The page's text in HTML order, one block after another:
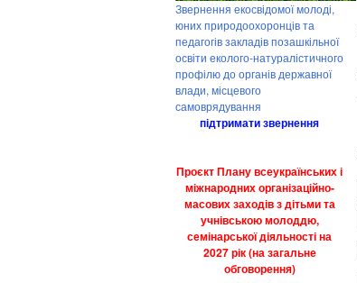
Звернення екосвідомої молоді,
юних природоохоронців та
педагогів закладів позашкільної
освіти еколого-натуралістичного
профілю до органів державної
влади, місцевого
самоврядування
підтримати звернення
Проєкт Плану всеукраїнських і
міжнародних організаційно-
масових заходів з дітьми та
учнівською молоддю,
семінарської діяльності на
2027 рік (на загальне
обговорення)